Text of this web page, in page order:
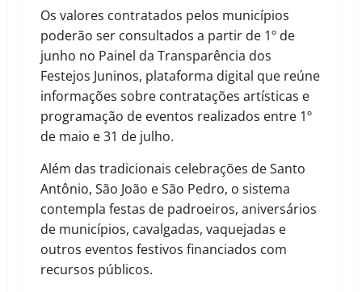
Os valores contratados pelos municípios
poderão ser consultados a partir de 1º de
junho no Painel da Transparência dos
Festejos Juninos, plataforma digital que reúne
informações sobre contratações artísticas e
programação de eventos realizados entre 1º
de maio e 31 de julho.
Além das tradicionais celebrações de Santo
Antônio, São João e São Pedro, o sistema
contempla festas de padroeiros, aniversários
de municípios, cavalgadas, vaquejadas e
outros eventos festivos financiados com
recursos públicos.